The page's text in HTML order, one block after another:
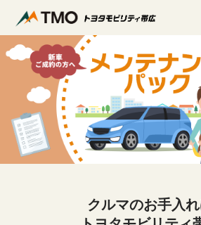
>点検・整備をする>新車メンテナンスパック
クルマのお手入れ